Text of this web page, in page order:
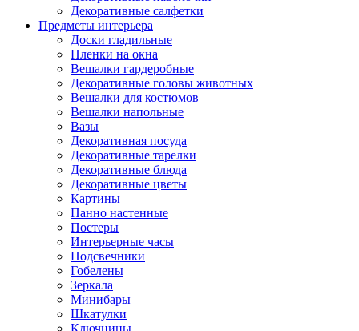
Декоративные салфетки
Предметы интерьера
Доски гладильные
Пленки на окна
Вешалки гардеробные
Декоративные головы животных
Вешалки для костюмов
Вешалки напольные
Вазы
Декоративная посуда
Декоративные тарелки
Декоративные блюда
Декоративные цветы
Картины
Панно настенные
Постеры
Интерьерные часы
Подсвечники
Гобелены
Зеркала
Минибары
Шкатулки
Ключницы